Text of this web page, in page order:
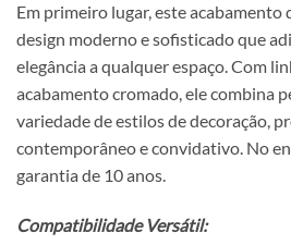
Em primeiro lugar, este acabamento
design moderno e sofisticado que
elegância a qualquer espaço. Com
acabamento cromado, ele combina
variedade de estilos de decoração,
contemporâneo e convidativo. No
garantia de 10 anos.
Compatibilidade Versátil: